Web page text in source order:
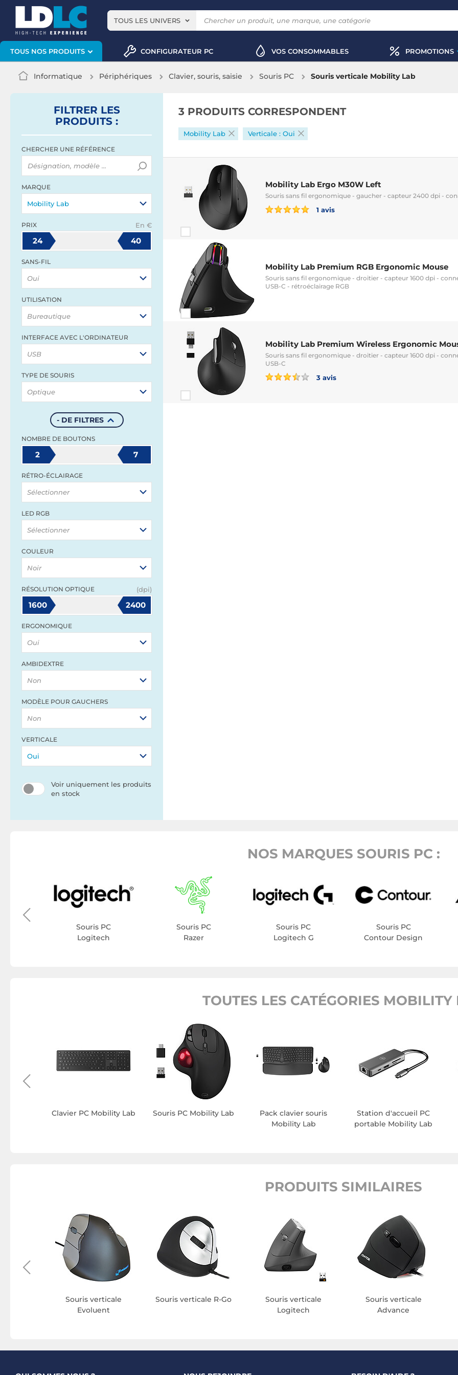
TOUS LES UNIVERS
TOUS NOS PRODUITS CONFIGURATEUR PC VOS CONSOMMABLES PROMOTIONS
Informatique Périphériques Clavier, souris, saisie Souris PC Souris verticale Mobility Lab
FILTRER LES
PRODUITS :
CHERCHER UNE RÉFÉRENCE
MARQUE
Mobility Lab
PRIX En €
24 40
SANS-FIL
Oui
UTILISATION
Bureautique
INTERFACE AVEC L'ORDINATEUR
USB
TYPE DE SOURIS
Optique
- DE FILTRES
NOMBRE DE BOUTONS
2 7
RÉTRO-ÉCLAIRAGE
Sélectionner
LED RGB
Sélectionner
COULEUR
Noir
RÉSOLUTION OPTIQUE (dpi)
1600 2400
ERGONOMIQUE
Oui
AMBIDEXTRE
Non
MODÈLE POUR GAUCHERS
Non
VERTICALE
Oui
Voir uniquement les produits
en stock
3 PRODUITS CORRESPONDENT
Mobility Lab Verticale : Oui
Mobility Lab Ergo M30W Left
Souris sans fil ergonomique - gaucher - capteur 2400 dpi -
1 avis
Mobility Lab Premium RGB Ergonomic Mouse
Souris sans fil ergonomique - droitier - capteur 1600 dpi -
USB-C - rétroéclairage RGB
Mobility Lab Premium Wireless Ergonomic
Souris sans fil ergonomique - droitier - capteur 1600 dpi -
USB-C
3 avis
NOS MARQUES SOURIS PC :
Souris PC
Logitech
Souris PC
Razer
Souris PC
Logitech G
Souris PC
Contour Design
TOUTES LES CATÉGORIES MOBILITY
Clavier PC Mobility Lab Souris PC Mobility Lab
Pack clavier souris
Mobility Lab
Station d'accueil PC
portable Mobility Lab
PRODUITS SIMILAIRES
Souris verticale
Evoluent
Souris verticale R-Go
Souris verticale
Logitech
Souris verticale
Advance